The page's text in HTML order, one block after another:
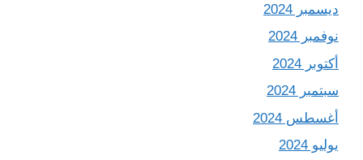
ديسمبر 2024
نوفمبر 2024
أكتوبر 2024
سبتمبر 2024
أغسطس 2024
يوليو 2024